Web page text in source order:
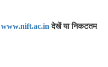
www.nift.ac.in देखें या निकटतम